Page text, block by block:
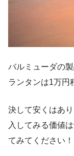
バルミューダの
ランタンは1万円
決して安くはあ
入してみる価値
てみてください！